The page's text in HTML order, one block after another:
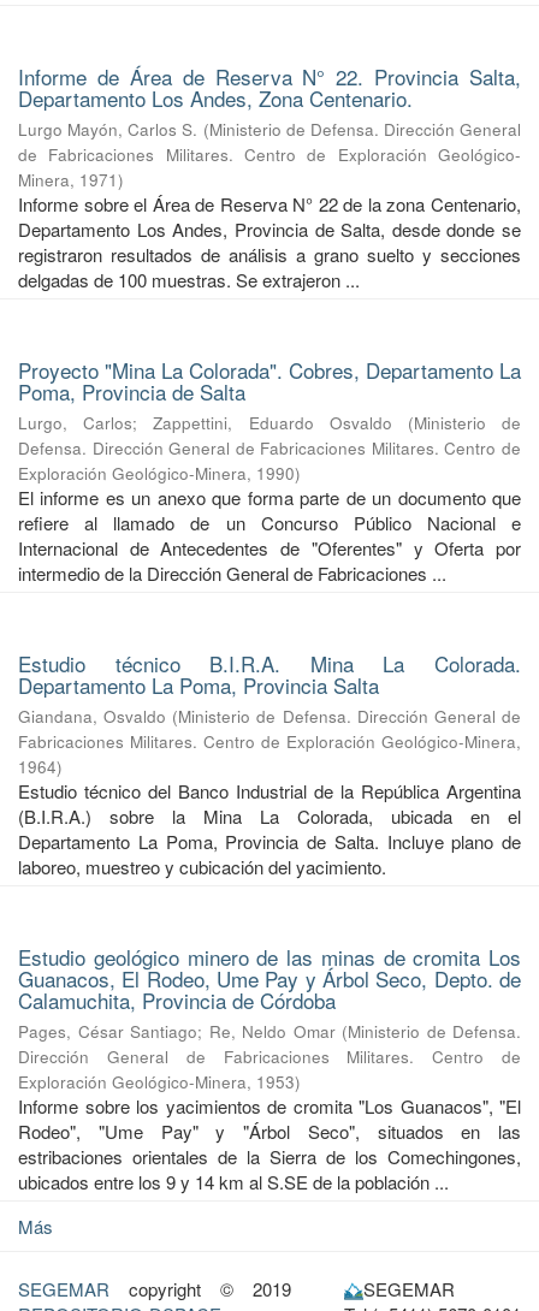
Informe de Área de Reserva N° 22. Provincia Salta,
Departamento Los Andes, Zona Centenario.
Lurgo Mayón, Carlos S. (Ministerio de Defensa. Dirección General
de Fabricaciones Militares. Centro de Exploración Geológico-
Minera, 1971)
Informe sobre el Área de Reserva N° 22 de la zona Centenario,
Departamento Los Andes, Provincia de Salta, desde donde se
registraron resultados de análisis a grano suelto y secciones
delgadas de 100 muestras. Se extrajeron ...
Proyecto "Mina La Colorada". Cobres, Departamento La
Poma, Provincia de Salta
Lurgo, Carlos;Zappettini, Eduardo Osvaldo (Ministerio de
Defensa. Dirección General de Fabricaciones Militares. Centro de
Exploración Geológico-Minera, 1990)
El informe es un anexo que forma parte de un documento que
refiere al llamado de un Concurso Público Nacional e
Internacional de Antecedentes de "Oferentes" y Oferta por
intermedio de la Dirección General de Fabricaciones ...
Estudio técnico B.I.R.A. Mina La Colorada.
Departamento La Poma, Provincia Salta
Giandana, Osvaldo (Ministerio de Defensa. Dirección General de
Fabricaciones Militares. Centro de Exploración Geológico-Minera,
1964)
Estudio técnico del Banco Industrial de la República Argentina
(B.I.R.A.) sobre la Mina La Colorada, ubicada en el
Departamento La Poma, Provincia de Salta. Incluye plano de
laboreo, muestreo y cubicación del yacimiento.
Estudio geológico minero de las minas de cromita Los
Guanacos, El Rodeo, Ume Pay y Árbol Seco, Depto. de
Calamuchita, Provincia de Córdoba
Pages, César Santiago; Re, Neldo Omar (Ministerio de Defensa.
Dirección General de Fabricaciones Militares. Centro de
Exploración Geológico-Minera, 1953)
Informe sobre los yacimientos de cromita "Los Guanacos", "El
Rodeo", "Ume Pay" y "Árbol Seco", situados en las
estribaciones orientales de la Sierra de los Comechingones,
ubicados entre los 9 y 14 km al S.SE de la población ...
Más
SEGEMAR copyright © 2019
SEGEMAR